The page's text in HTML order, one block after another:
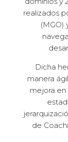
realizados
(MGO)
Dicha
manera
mejora
de